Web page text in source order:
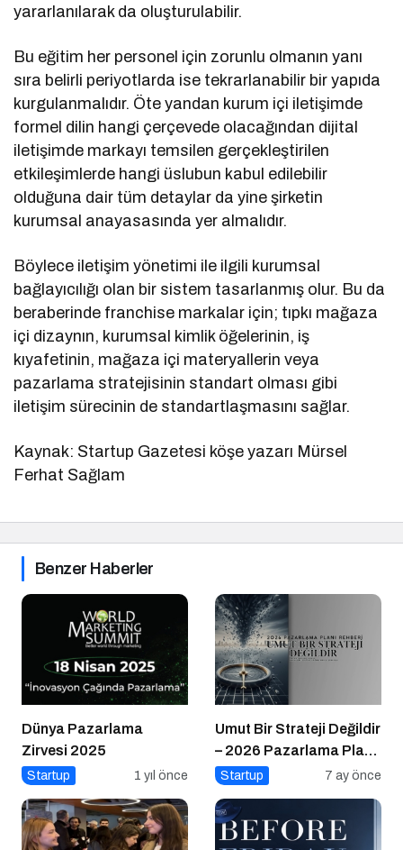
yararlanılarak da oluşturulabilir.
Bu eğitim her personel için zorunlu olmanın yanı
sıra belirli periyotlarda ise tekrarlanabilir bir yapıda
kurgulanmalıdır. Öte yandan kurum içi iletişimde
formel dilin hangi çerçevede olacağından dijital
iletişimde markayı temsilen gerçekleştirilen
etkileşimlerde hangi üslubun kabul edilebilir
olduğuna dair tüm detaylar da yine şirketin
kurumsal anayasasında yer almalıdır.
Böylece iletişim yönetimi ile ilgili kurumsal
bağlayıcılığı olan bir sistem tasarlanmış olur. Bu da
beraberinde franchise markalar için; tıpkı mağaza
içi dizaynın, kurumsal kimlik öğelerinin, iş
kıyafetinin, mağaza içi materyallerin veya
pazarlama stratejisinin standart olması gibi
iletişim sürecinin de standartlaşmasını sağlar.
Kaynak: Startup Gazetesi köşe yazarı Mürsel
Ferhat Sağlam
Benzer Haberler
Dünya Pazarlama
Zirvesi 2025
Startup 1 yıl önce
Umut Bir Strateji Değildir
– 2026 Pazarlama Planı
Rehberi
Startup 7 ay önce